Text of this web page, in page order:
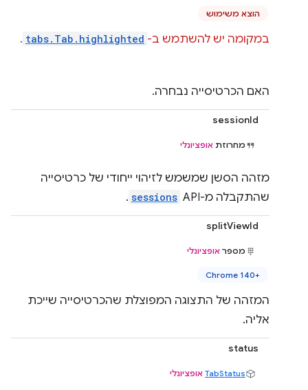
הוצא משימוש
במקומה יש להשתמש ב- tabs.Tab.highlighted
.
האם הכרטיסייה נבחרה.
sessionId
מחרוזת אופציונלי
מזהה הסשן שמשמש לזיהוי ייחודי של כרטיסייה
שהתקבלה מ-API‏
sessions
.
splitViewId
מספר אופציונלי
Chrome 140+‎
המזהה של התצוגה המפוצלת שהכרטיסייה שייכת
אליה.
status
TabStatus אופציונלי